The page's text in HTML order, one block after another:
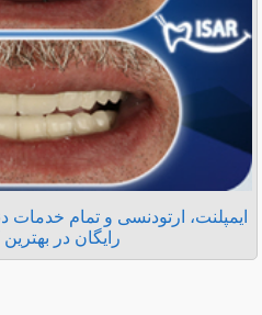
ایمپلنت، ارتودنسی و تمام
رایگان در